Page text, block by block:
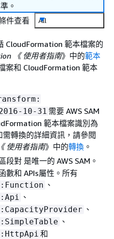
。
件查看
All
CloudFormation 範本檔案的
《 使用者指南》中的範本
案和 CloudFormation 範本
10-31 需要 AWS SAM
範本檔案識別為
需轉換的詳細資訊，請參閱
使用者指南》中的轉換 。
段對 是唯一的 AWS SAM。
數和 APIs屬性。所有
、
、
、
、
和